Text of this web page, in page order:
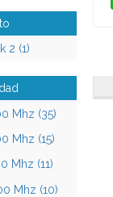
2 (1)
Mhz (35)
Mhz (15)
Mhz (11)
Mhz (10)